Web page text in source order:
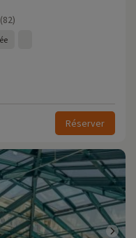
Réserver